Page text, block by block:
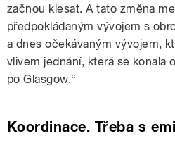
začnou klesat. A tato změna
předpokládaným vývojem s
a dnes očekávaným vývojem,
vlivem jednání, která se konala
po Glasgow.“
Koordinace. Třeba s